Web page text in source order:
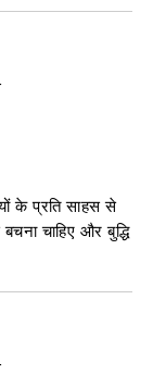
के प्रति साहस से
चाहिए और बुद्धि